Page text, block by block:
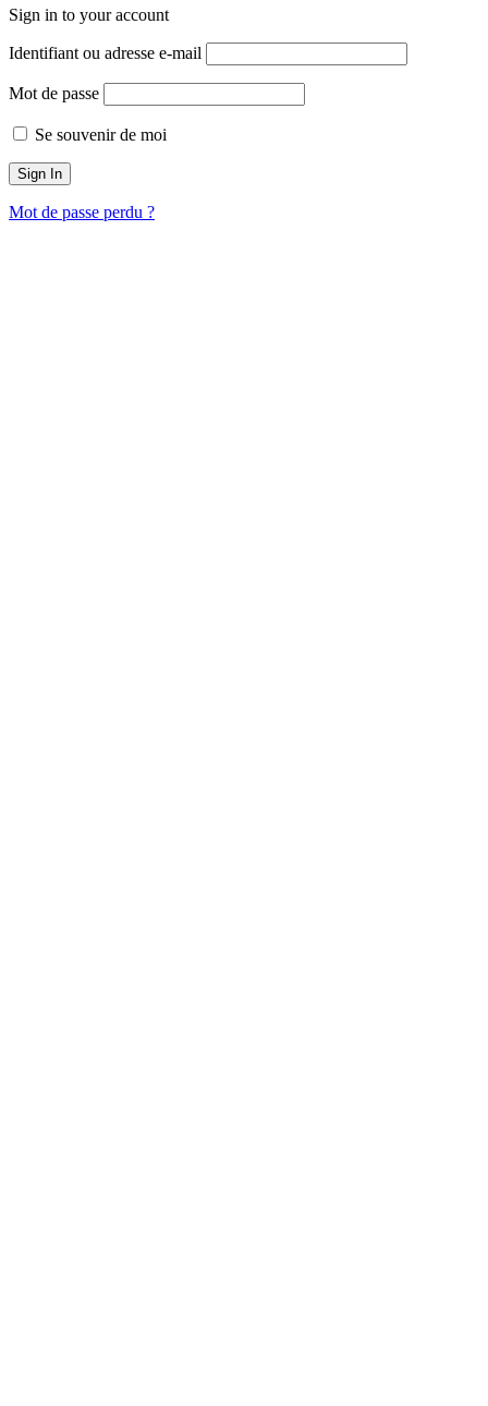
Sign in to your account
Identifiant ou adresse e-mail
Mot de passe
Se souvenir de moi
Mot de passe perdu ?